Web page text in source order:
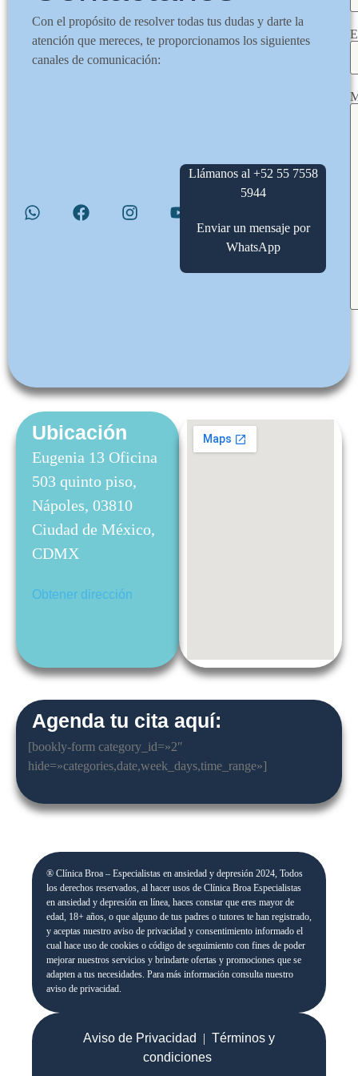
Con el propósito de resolver todas tus dudas y darte la
atención que mereces, te proporcionamos los siguientes
canales de comunicación:
Llámanos al +52 55 7558
5944
Enviar un mensaje por
WhatsApp
Ubicación
Eugenia 13 Oficina
503 quinto piso,
Nápoles, 03810
Ciudad de México,
CDMX
Obtener dirección
Agenda tu cita aquí:
[bookly-form category_id=»2″
hide=»categories,date,week_days,time_range»]
Aviso de Privacidad | Términos y
condiciones
® Clínica Broa – Especialistas en ansiedad y depresión 2024, Todos
los derechos reservados, al hacer usos de Clínica Broa Especialistas
en ansiedad y depresión en línea, haces constar que eres mayor de
edad, 18+ años, o que alguno de tus padres o tutores te han registrado,
y aceptas nuestro aviso de privacidad y consentimiento informado el
cual hace uso de cookies o código de seguimiento con fines de poder
mejorar nuestros servicios y brindarte ofertas y promociones que se
adapten a tus necesidades. Para más información consulta nuestro
aviso de privacidad.